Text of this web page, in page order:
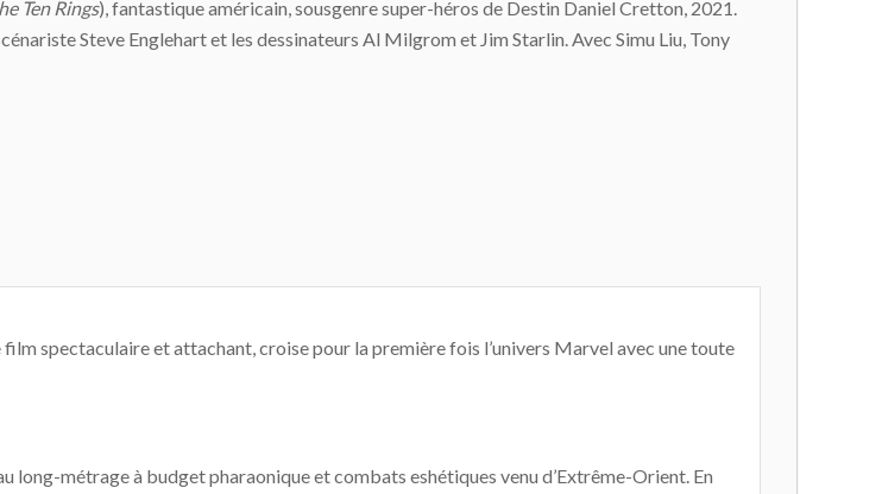
Ten Rings), fantastique américain, sousgenre super-héros de Destin Daniel Cretton, 2021.
Steve Englehart et les dessinateurs Al Milgrom et Jim Starlin. Avec Simu Liu, Tony
spectaculaire et attachant, croise pour la première fois l’univers Marvel avec une toute
métrage à budget pharaonique et combats eshétiques venu d’Extrême-Orient. En